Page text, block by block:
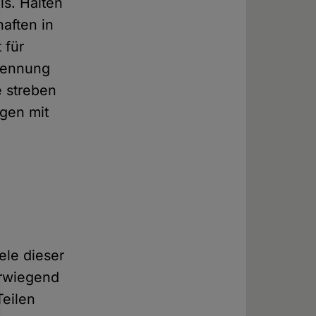
in
für
streben
mit
dieser